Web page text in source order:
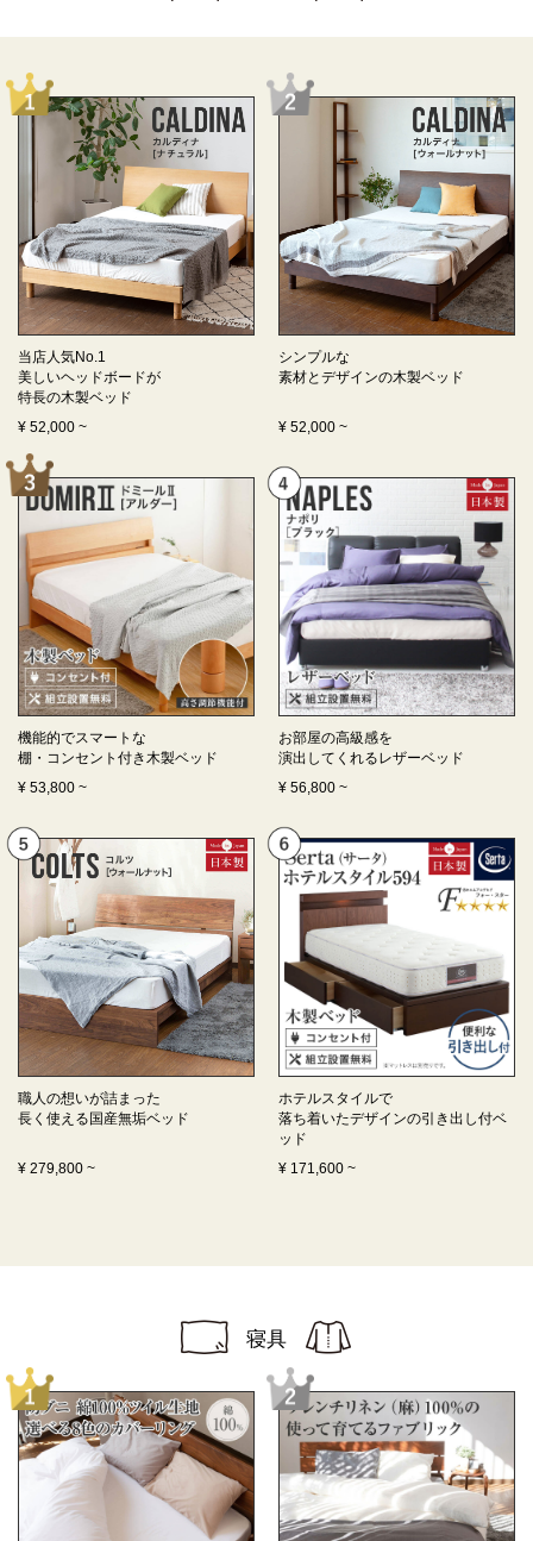
当店人気No.1
美しいヘッドボードが
特長の木製ベッド
¥ 52,000 ~
シンプルな
素材とデザインの木製ベッド
¥ 52,000 ~
機能的でスマートな
棚・コンセント付き 木製ベッド
¥ 53,800 ~
お部屋の高級感を
演出してくれるレザーベッド
¥ 56,800 ~
職人の想いが詰まった
長く使える国産無垢ベッド
¥ 279,800 ~
ホテルスタイルで
落ち着いたデザインの引き出し付ベ
ッド
¥ 171,600 ~
寝具